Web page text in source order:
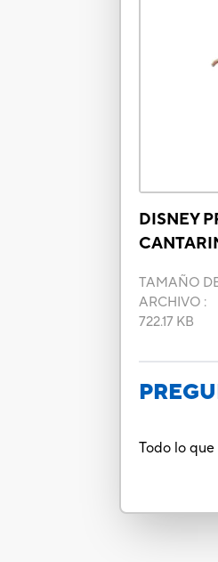
DISNEY
TAMAÑO
ARCHIVO :
722.17 KB
Todo lo